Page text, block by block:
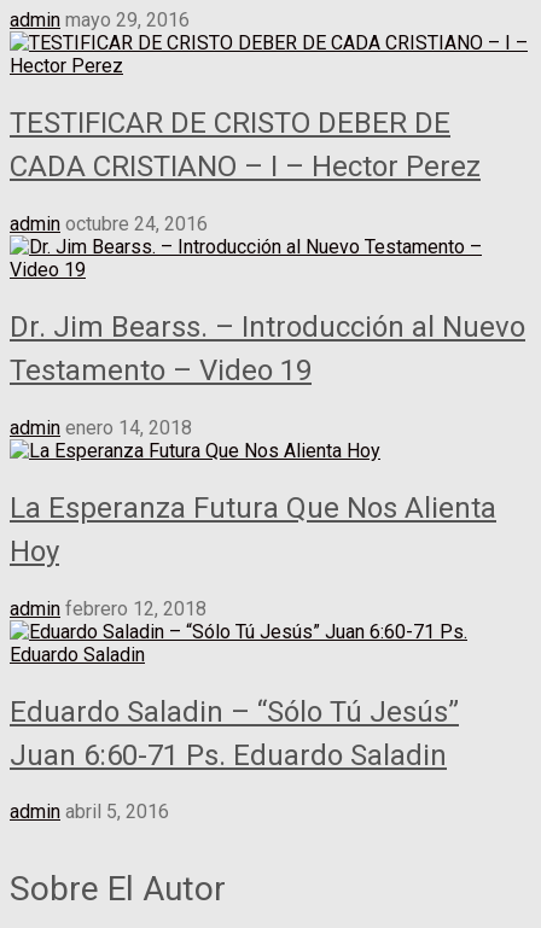
admin mayo 29, 2016
TESTIFICAR DE CRISTO DEBER DE
CADA CRISTIANO – I – Hector Perez
admin octubre 24, 2016
Dr. Jim Bearss. – Introducción al Nuevo
Testamento – Video 19
admin enero 14, 2018
La Esperanza Futura Que Nos Alienta
Hoy
admin febrero 12, 2018
Eduardo Saladin – “Sólo Tú Jesús”
Juan 6:60-71 Ps. Eduardo Saladin
admin abril 5, 2016
Sobre El Autor